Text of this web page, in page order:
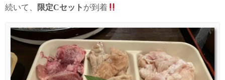
続いて、 限定Cセット が到着